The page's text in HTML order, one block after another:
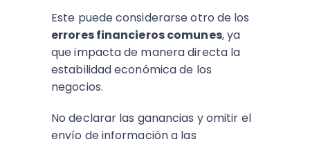
Este puede considerarse otro de los
errores financieros comunes, ya
que impacta de manera directa la
estabilidad económica de los
negocios.
No declarar las ganancias y omitir el
envío de información a las